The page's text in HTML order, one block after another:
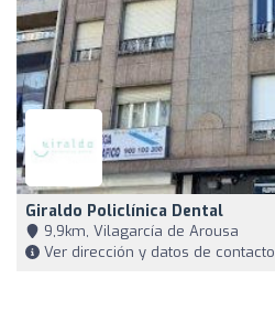
Giraldo Policlínica Dental
9,9km, Vilagarcía de Arousa
Ver dirección y datos de contacto